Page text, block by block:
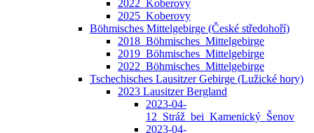
2022_Koberovy
2025_Koberovy
Böhmisches Mittelgebirge (České středohoří)
2018_Böhmisches_Mittelgebirge
2019_Böhmisches_Mittelgebirge
2022_Böhmisches_Mittelgebirge
Tschechisches Lausitzer Gebirge (Lužické hory)
2023 Lausitzer Bergland
2023-04-
12_Stráž_bei_Kamenický_Šenov
2023-04-